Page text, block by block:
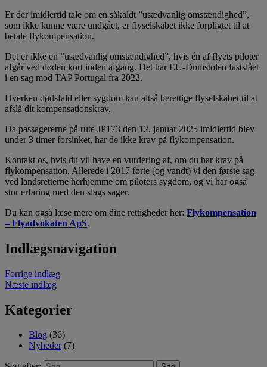
Er der imidlertid tale om en såkaldt ”usædvanlig omstændighed”,
som ikke kunne være undgået, er flyselskabet ikke forpligtet til at
betale flykompensation.
Det er ikke en ”usædvanlig omstændighed”, hvis én af flyets piloter
afgår ved døden kort inden afgang. Det har EU-Domstolen fastslået
i en sag mod TAP Portugal fra 2022.
Hverken dødsfald eller sygdom kan altså berettige flyselskabet til at
afslå dit kompensationskrav.
Da passagererne på rute JP173 den 12. januar 2025 imidlertid blev
under 3 timer forsinket, har de ikke krav på flykompensation.
Kontakt os, hvis du vil have en vurdering af, om du har krav på
flykompensation. Allerede i 2017 førte (og vandt) vi den første sag
ved landsretterne herhjemme om piloters sygdom, og vi har også
stor erfaring med den slags sager.
Du kan også læse mere om dine rettigheder her: Flykompensation
– Flyadvokaten ApS.
Indlægsnavigation
Forrige indlæg
Næste indlæg
Kategorier
Blog (36)
Nyheder (7)